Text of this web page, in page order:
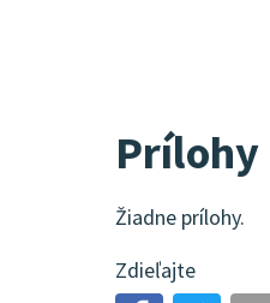
Prílohy
Žiadne prílohy.
Zdieľajte